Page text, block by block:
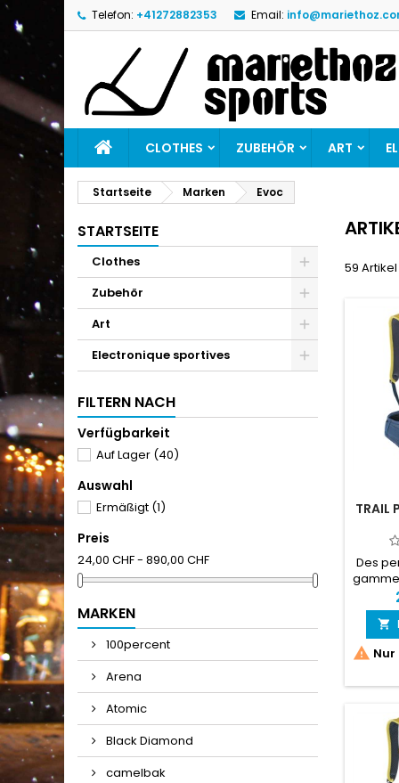
Telefon: +41272882353 Email:
CLOTHES ZUBEHÖR ART
Startseite Marken Evoc
STARTSEITE
Clothes
Zubehör
Art
Electronique sportives
FILTERN NACH
Verfügbarkeit
Auf Lager (40)
Auswahl
Ermäßigt (1)
Preis
24,00 CHF - 890,00 CHF
MARKEN
100percent
Arena
Atomic
Black Diamond
camelbak
59
TRAIL
Des
la
La
d'une
dorsal
à
pour

 Nur